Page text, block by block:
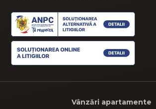
Vânzări apartamente